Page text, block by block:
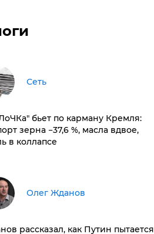
Сеть
бьет по карману Кремля:
зерна −37,6 %, масла вдвое,
в коллапсе
Олег Жданов
рассказал, как Путин пытается